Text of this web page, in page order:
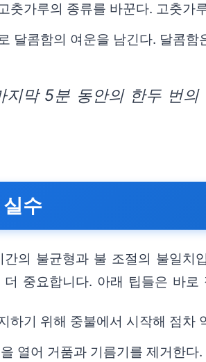
춧가루의 종류를 바꾼다. 고춧가
달콤함의 여운을 남긴다. 달콤
지막 5분 동안의 한두 번
수
의 불균형과 불 조절의 불일
중요합니다. 아래 팁들은 바로
하기 위해 중불에서 시작해 점
열어 거품과 기름기를 제거한